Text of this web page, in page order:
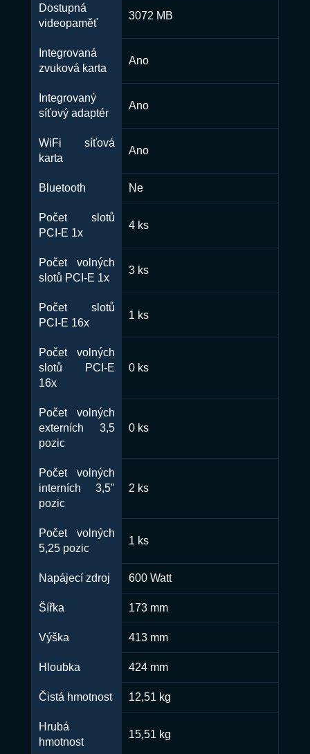
Dostupná
videopaměť
3072 MB
Integrovaná
zvuková karta
Ano
Integrovaný
síťový adaptér
Ano
WiFi síťová
karta
Ano
Bluetooth Ne
Počet slotů
PCI-E 1x
4 ks
Počet volných
slotů PCI-E 1x
3 ks
Počet slotů
PCI-E 16x
1 ks
Počet volných
slotů PCI-E
16x
0 ks
Počet volných
externích 3,5
pozic
0 ks
Počet volných
interních 3,5"
pozic
2 ks
Počet volných
5,25 pozic
1 ks
Napájecí zdroj 600 Watt
Šířka 173 mm
Výška 413 mm
Hloubka 424 mm
Čistá hmotnost 12,51 kg
Hrubá
hmotnost
15,51 kg